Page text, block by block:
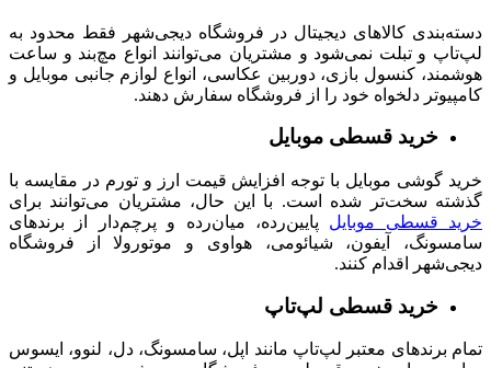
دسته‌بندی کالاهای دیجیتال در فروشگاه دیجی‌شهر فقط محدود به
لپ‌تاپ و تبلت‌ نمی‌شود و مشتریان می‌توانند انواع مچ‌بند و ساعت
هوشمند، کنسول بازی، دوربین عکاسی، انواع لوازم جانبی موبایل و
کامپیوتر دلخواه خود را از فروشگاه سفارش دهند.
خرید قسطی موبایل
خرید گوشی موبایل با توجه افزایش قیمت ارز و تورم در مقایسه با
گذشته سخت‌تر شده است. با این حال، مشتریان می‌توانند برای
خرید قسطی موبایل
پایین‌رده، میان‌رده و پرچم‌دار از برندهای
سامسونگ، آیفون، شیائومی، هواوی و موتورولا از فروشگاه
دیجی‌شهر اقدام کنند.
خرید قسطی لپ‌تاپ
تمام برندهای معتبر لپ‌تاپ مانند اپل، سامسونگ، دل، لنوو، ایسوس